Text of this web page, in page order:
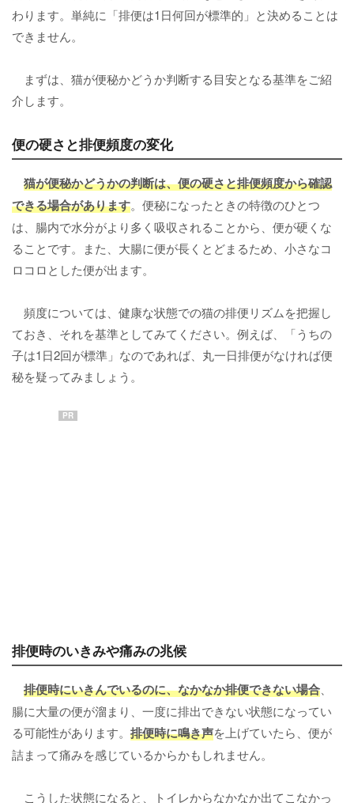
わります。単純に「排便は1日何回が標準的」と決めることは
できません。
まずは、猫が便秘かどうか判断する目安となる基準をご紹
介します。
便の硬さと排便頻度の変化
猫が便秘かどうかの判断は、便の硬さと排便頻度から確認
できる場合があります。便秘になったときの特徴のひとつ
は、腸内で水分がより多く吸収されることから、便が硬くな
ることです。また、大腸に便が長くとどまるため、小さなコ
ロコロとした便が出ます。
頻度については、健康な状態での猫の排便リズムを把握し
ておき、それを基準としてみてください。例えば、「うちの
子は1日2回が標準」なのであれば、丸一日排便がなければ便
秘を疑ってみましょう。
PR
排便時のいきみや痛みの兆候
排便時にいきんでいるのに、なかなか排便できない場合
腸に大量の便が溜まり、一度に排出できない状態になってい
る可能性があります。 排便時に鳴き声を上げていたら、便が
詰まって痛みを感じているからかもしれません。
こうした状態になると、トイレからなかなか出てこなかっ